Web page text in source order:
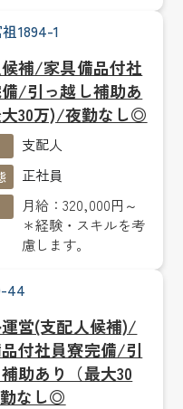
1894-1
補/家具備品付社
/引っ越し補助あ
大30万)/夜勤なし◎
支配人
正社員
月給：320,000円～
＊経験・スキルを考
慮します。
44
営(支配人候補)/
付社員寮完備/引
助あり（最大30
なし◎